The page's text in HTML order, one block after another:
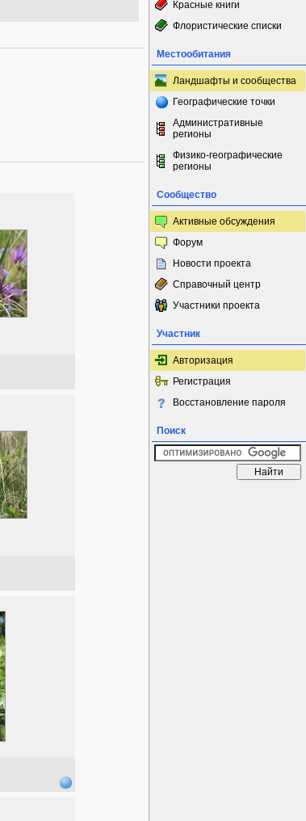
Красные книги
Флористические списки
Местообитания
Ландшафты и сообщества
Географические точки
Административные
регионы
Физико-географические
регионы
Сообщество
Активные обсуждения
Форум
Новости проекта
Справочный центр
Участники проекта
Участник
Авторизация
Регистрация
Восстановление пароля
Поиск